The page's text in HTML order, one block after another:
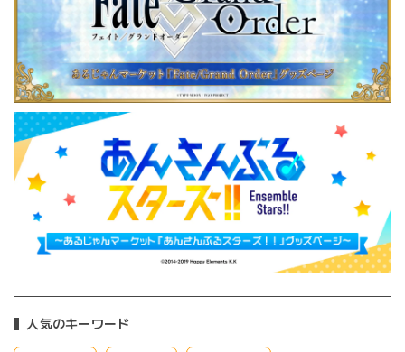
人気のキーワード